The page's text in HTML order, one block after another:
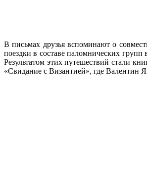
В письмах друзья вспоминают о
поездки в составе паломнических
Результатом этих путешествий стали
«Свидание с Византией», где Валентин